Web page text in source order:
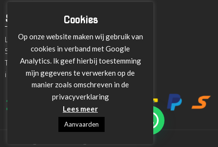
SKI OUTLET
Laagheidehof 8
5804 XC Venray
T
+31 478 515696
info@ski-outlet-venray.nl
Cookies
Op onze website maken wij gebruik van
cookies in verband met Google
Analytics. Ik geef hierbij toestemming
mijn gegevens te verwerken op de
manier zoals omschreven in de
privacyverklaring
Lees meer
Aanvaarden